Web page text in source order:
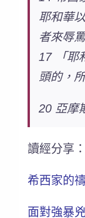
耶和華
者來辱
17 「耶
頭的，
20 亞摩
讀經分享：
希西家的
面對強暴